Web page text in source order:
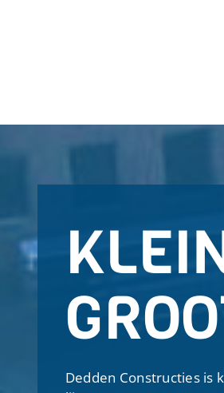
Dedden Constructies is